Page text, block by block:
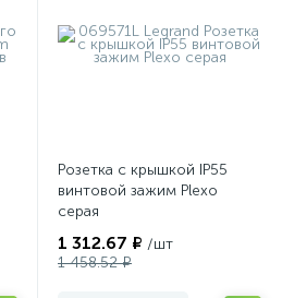
Розетка с крышкой IP55
винтовой зажим Plexo
серая
1 312.67 ₽ /шт
1 458.52 ₽